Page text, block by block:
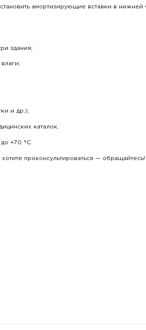
амортизирующие вставки в
здания;
и др.);
каталок;
+70 °С.
проконсультироваться —